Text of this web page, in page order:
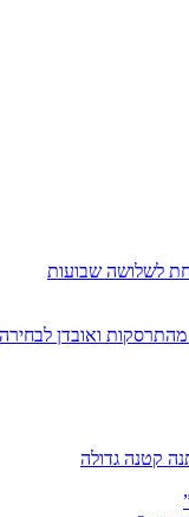
לשלושה שבועות
ואובדן